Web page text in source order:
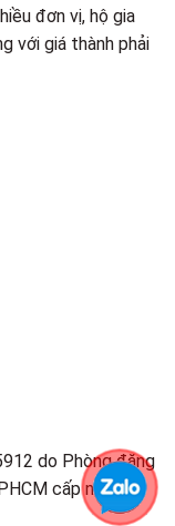
đơn vị, hộ gia
với giá thành phải
do Phòng đăng
cấp ngày